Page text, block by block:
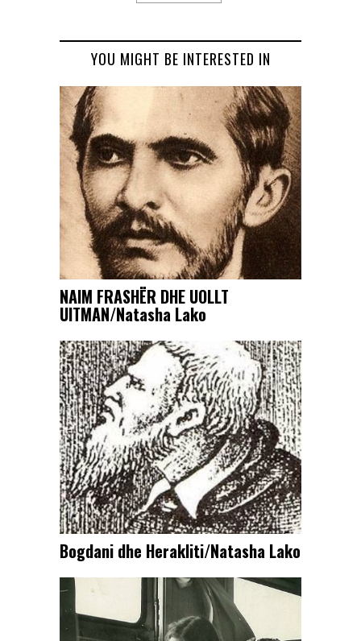
YOU MIGHT BE INTERESTED IN
NAIM FRASHËR DHE UOLLT
UITMAN/Natasha Lako
Bogdani dhe Herakliti/Natasha Lako